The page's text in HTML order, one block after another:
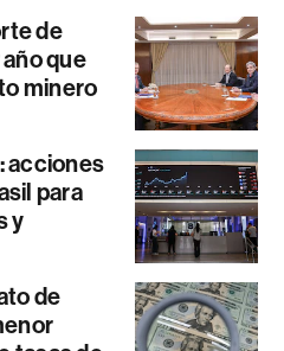
de
que
minero
acciones
para
y
de